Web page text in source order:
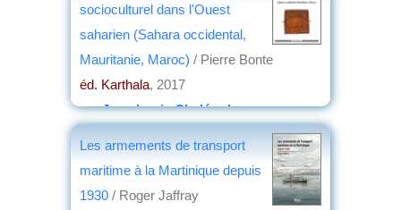
socioculturel dans l'Ouest
saharien (Sahara occidental,
Mauritanie, Maroc) / Pierre Bonte
éd. Karthala, 2017
parJean-Louis Chaléard
Les armements de transport
maritime à la Martinique depuis
1930 / Roger Jaffray